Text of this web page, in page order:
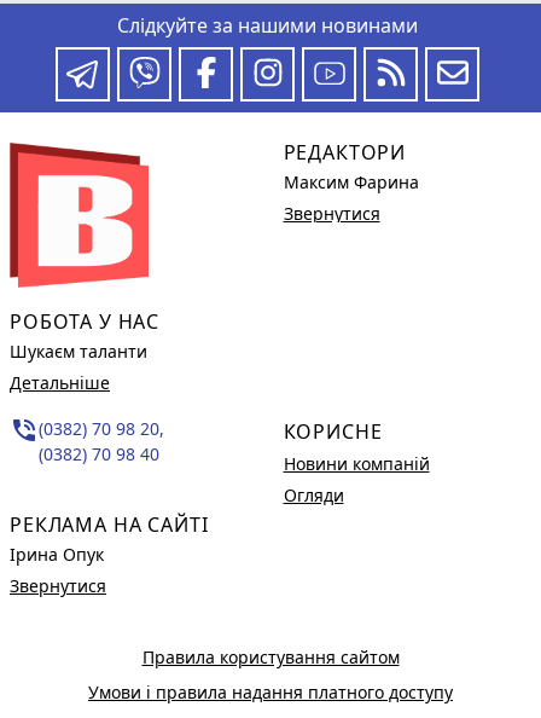
Слідкуйте за нашими новинами
РОБОТА У НАС
Шукаєм таланти
Детальніше
phone_in_talk(0382) 70 98 20,
(0382) 70 98 40
РЕКЛАМА НА САЙТІ
Ірина Опук
Звернутися
РЕДАКТОРИ
Максим Фарина
Звернутися
КОРИСНЕ
Новини компаній
Огляди
Правила користування сайтом
Умови і правила надання платного доступу